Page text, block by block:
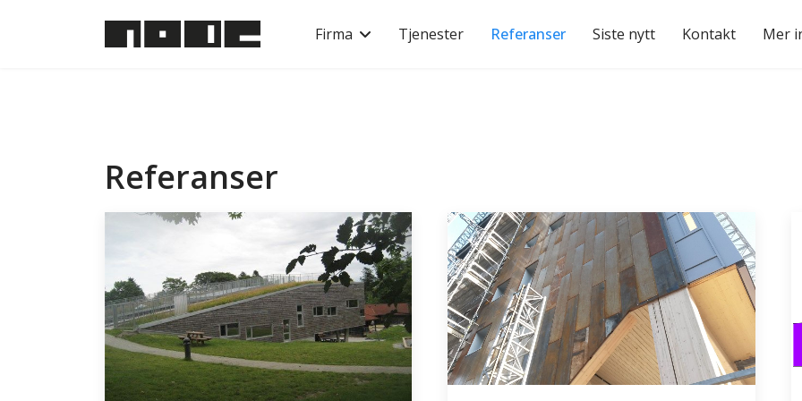
Firma Tjenester Referanser Siste nytt Kontakt Mer
Referanser